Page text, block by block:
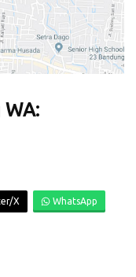
X WhatsApp